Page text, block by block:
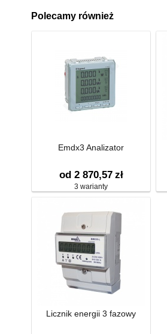
Polecamy również
Emdx3 Analizator
od 2 870,57 zł
3 warianty
Licznik energii 3 fazowy